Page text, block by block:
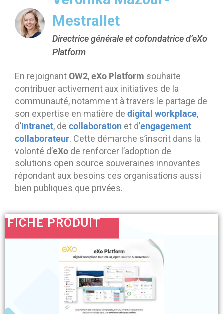
Mestrallet
Directrice générale et cofondatrice d’eXo
Platform
En rejoignantOW2,eXo Platform souhaite
contribuer activement aux initiatives de la
communauté, notamment à travers le partage de
son expertise en matière de digital workplace,
d’intranet, de collaboration et d’engagement
collaborateur. Cette démarche s’inscrit dans la
volonté d’eXo de renforcer l’adoption de
solutions open source souveraines innovantes
répondant aux besoins des organisations aussi
bien publiques que privées.
FICHE PRODUIT